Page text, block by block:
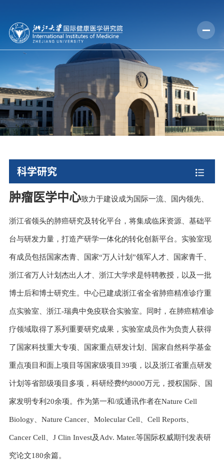
科学研究
肿瘤医学中心致力于建设成为国际一流、国内领先、
浙江省领头的肺癌研究及转化平台，将集成临床资源、基础平
台与研发力量，打造产研学一体化的转化创新平台。实验室现
有成员包括国家杰青、国家“万人计划”领军人才、国家青千、
浙江省万人计划杰出人才、浙江大学求是特聘教授，以及一批
博士后和博士研究生。中心已建成浙江省全省肺癌精准诊疗重
点实验室、浙江-瑞典中免疫联合实验室。同时，在肺癌精准诊
疗领域取得了系列重要研究成果，实验室成员作为负责人获得
了国家科技重大专项、国家重点研发计划、国家自然科学基金
重点项目和面上项目等国家级项目39项，以及浙江省重点研发
计划等省部级项目多项，科研经费约8000万元，授权国际、国
家发明专利20余项。作为第一和/或通讯作者在Nature Cell
Biology、Nature Cancer、Molecular Cell、Cell Reports、
Cancer Cell、J Clin Invest及Adv. Mater.等国际权威期刊发表研
究论文180余篇。